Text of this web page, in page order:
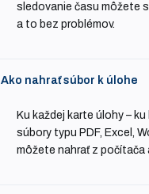
sledovanie času môžete
a to bez problémov.
Ako nahrať súbor k úlohe
Ku každej karte úlohy –
súbory typu PDF, Excel,
môžete nahrať z počítača